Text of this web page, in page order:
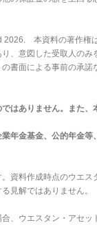
本資料の著作権
、意図した受取人の
書面による事前の承
はありません。また
年金基金、公的年金
資料作成時点のウエ
見解ではありません。
、ウエスタン・アセ